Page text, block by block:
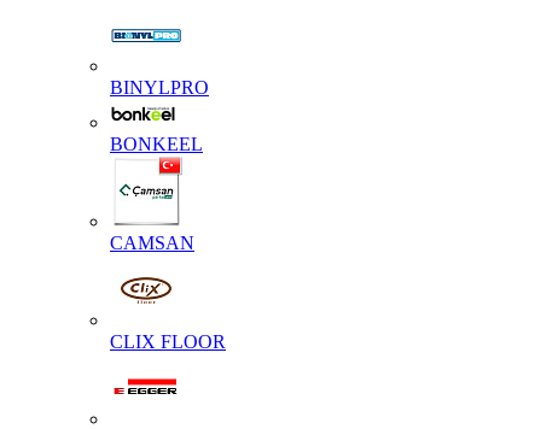
BINYLPRO
BONKEEL
CAMSAN
CLIX FLOOR